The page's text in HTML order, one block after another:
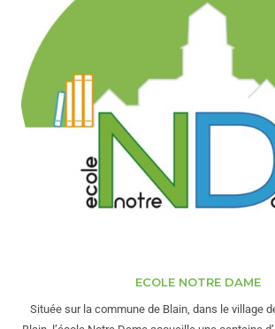
ECOLE NOTRE DAME
Située sur la commune de Blain, dans le village